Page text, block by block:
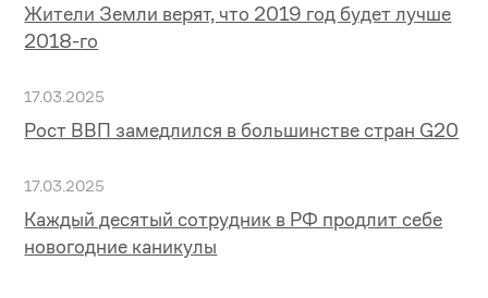
Жители Земли верят, что 2019 год будет лучше
2018-го
17.03.2025
Рост ВВП замедлился в большинстве стран G20
17.03.2025
Каждый десятый сотрудник в РФ продлит себе
новогодние каникулы